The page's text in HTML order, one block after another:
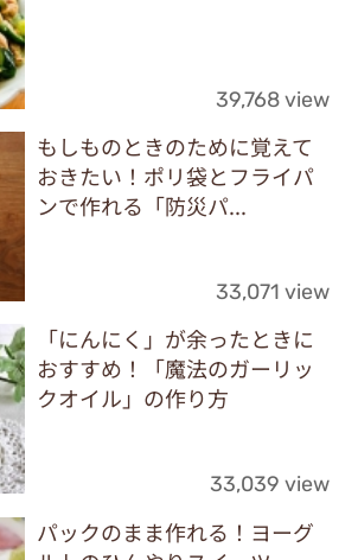
39,768 view
もしものときのために覚えて
おきたい！ポリ袋とフライパ
ンで作れる「防災パ...
33,071 view
「にんにく」が余ったときに
おすすめ！「魔法のガーリッ
クオイル」の作り方
33,039 view
パックのまま作れる！ヨーグ